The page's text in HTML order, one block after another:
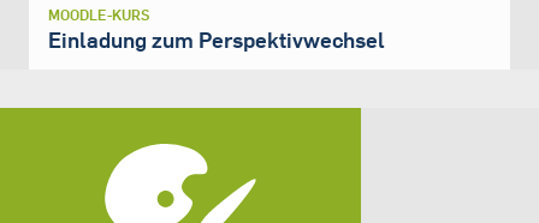
MOODLE-KURS
Einladung zum Perspektivwechsel